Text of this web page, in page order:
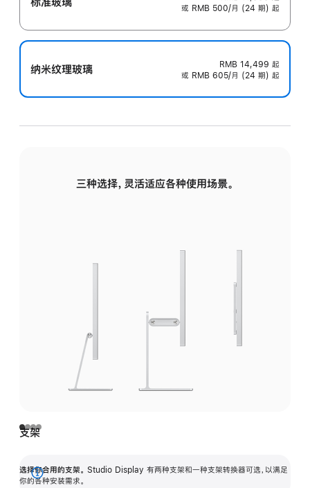
或 RMB 500/月 (24 期) 起
纳米纹理玻璃 RMB 14,499 起
或 RMB 605/月 (24 期) 起
三种选择，灵活适应各种使用场景。
支架
选择你合用的支架。 Studio Display 有两种支架和一种支架转换器可选，以满足
你的各种安装需求。
展